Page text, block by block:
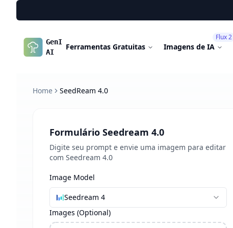
GenImg
AI
Ferramentas Gratuitas Imagens de IA
Flux 2
Home SeedReam 4.0
Formulário Seedream 4.0
Digite seu prompt e envie uma imagem para editar
com Seedream 4.0
Image Model
Seedream 4
Images (Optional)